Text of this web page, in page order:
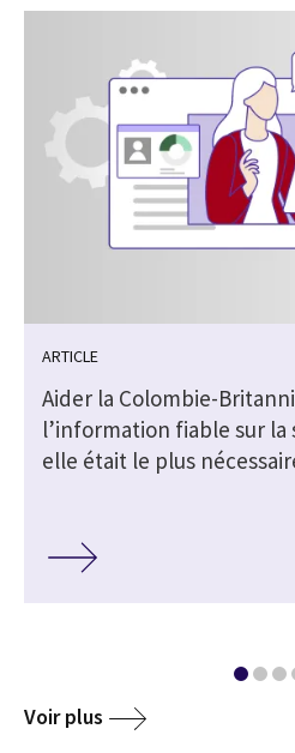
ARTICLE
Aider la Colombie-
l’information fiable sur
elle était le plus
Voir plus